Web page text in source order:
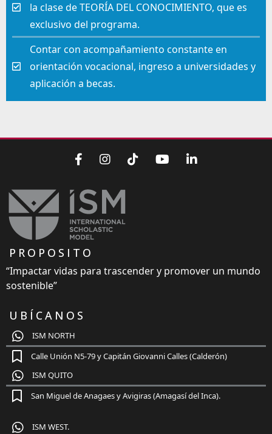
la clase de TEORÍA DEL CONOCIMIENTO, que es
exclusivo del programa.
Contar con acompañamiento constante en
orientación vocacional, ingreso a universidades y
aplicación a becas.
PROPOSITO
“Impactar vidas para trascender y promover un mundo
sostenible”
UBÍCANOS
ISM NORTH
Calle Unión N5-79 y Capitán Giovanni Calles (Calderón)
ISM QUITO
San Miguel de Anagaes y Avigiras (Amagasí del Inca).
ISM WEST.